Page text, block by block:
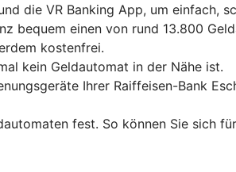
die VR Banking App, um einfach,
bequem einen von rund 13.800
kostenfrei.
kein Geldautomat in der Nähe ist.
Ihrer Raiffeisen-Bank
fest. So können Sie sich